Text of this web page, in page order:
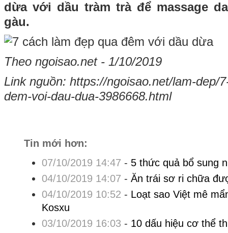
dừa với dầu tràm trà để massage
gàu.
Theo ngoisao.net - 1/10/2019
Link nguồn: https://ngoisao.net/lam-dep/
dem-voi-dau-dua-3986668.html
Tin mới hơn:
07/10/2019 14:47 - 5 thức quả bổ sung
04/10/2019 14:07 - Ăn trái sơ ri chữa
04/10/2019 10:52 - Loạt sao Việt mê
Kosxu
03/10/2019 16:03 - 10 dấu hiệu cơ thể